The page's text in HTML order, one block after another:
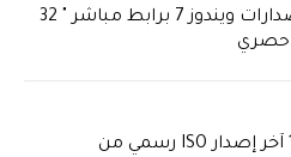
تحميل جميع اصدارات ويندوز 7 برابط مباشر " 32
تحميل ويندوز 11 آخر إصدار ISO رسمي من